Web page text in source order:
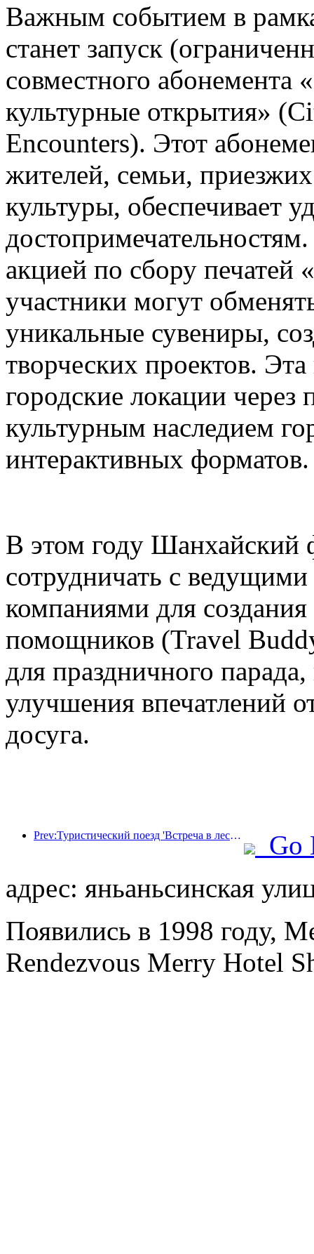
Важным событием в
станет запуск
совместного абонемента
культурные открытия»
Encounters). Этот
жителей, семьи,
культуры, обеспечивает
акцией по сбору печатей
участники могут
уникальные сувениры,
творческих проектов.
городские локации через
культурным наследием
интерактивных форматов.
В этом году Шанхайский
сотрудничать с
компаниями для
помощников (Travel
для праздничного
улучшения впечатлений
досуга.
Prev:Туристический поезд 'Встреча в лесу Хулунбуир - Экспресс Дасинганлин - Поезд 'Звездный свет' - Путешествие в Тяньи' совершает свой первый рейс.
Go
адрес: яньаньсинская
Появились в 1998 году,
Rendezvous Merry Hotel